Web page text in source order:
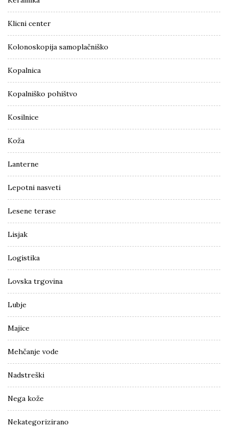
Klicni center
Kolonoskopija samoplačniško
Kopalnica
Kopalniško pohištvo
Kosilnice
Koža
Lanterne
Lepotni nasveti
Lesene terase
Lisjak
Logistika
Lovska trgovina
Lubje
Majice
Mehčanje vode
Nadstreški
Nega kože
Nekategorizirano